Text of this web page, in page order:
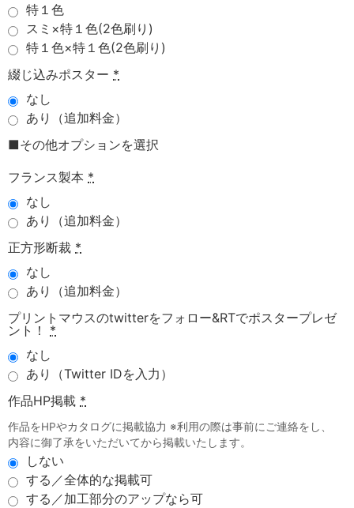
特１色
スミ×特１色(2色刷り)
特１色×特１色(2色刷り)
綴じ込みポスター *
なし
あり（追加料金）
■その他オプションを選択
フランス製本 *
なし
あり（追加料金）
正方形断裁 *
なし
あり（追加料金）
プリントマウスのtwitterをフォロー&RTでポスタープレゼ
ント！
*
なし
あり（Twitter IDを入力）
作品HP掲載 *
作品をHPやカタログに掲載協力 ※利用の際は事前にご連絡をし、
内容に御了承をいただいてから掲載いたします。
しない
する／全体的な掲載可
する／加工部分のアップなら可